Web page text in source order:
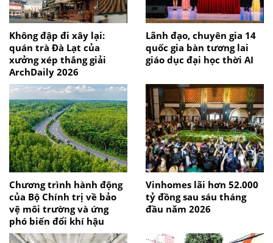
Không đập đi xây lại:
quán trà Đà Lạt của
xưởng xép thắng giải
ArchDaily 2026
Lãnh đạo, chuyên gia 14
quốc gia bàn tương lai
giáo dục đại học thời AI
Chương trình hành động
của Bộ Chính trị về bảo
vệ môi trường và ứng
phó biến đổi khí hậu
Vinhomes lãi hơn 52.000
tỷ đồng sau sáu tháng
đầu năm 2026